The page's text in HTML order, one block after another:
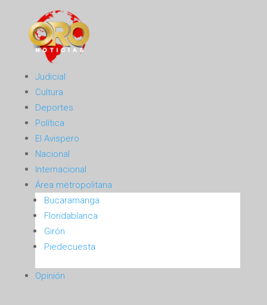
Judicial
Cultura
Deportes
Política
El Avispero
Nacional
Internacional
Área metropolitana
Bucaramanga
Floridablanca
Girón
Piedecuesta
Opinión